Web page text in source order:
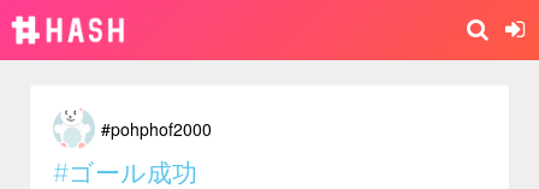
#pohphof2000
#ゴール成功